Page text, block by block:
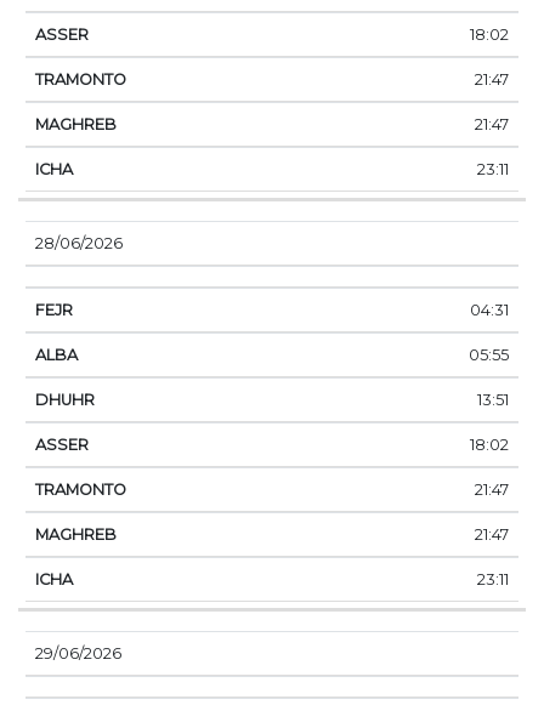
18:02
21:47
21:47
23:11
28/06/2026
04:31
05:55
13:51
18:02
21:47
21:47
23:11
29/06/2026